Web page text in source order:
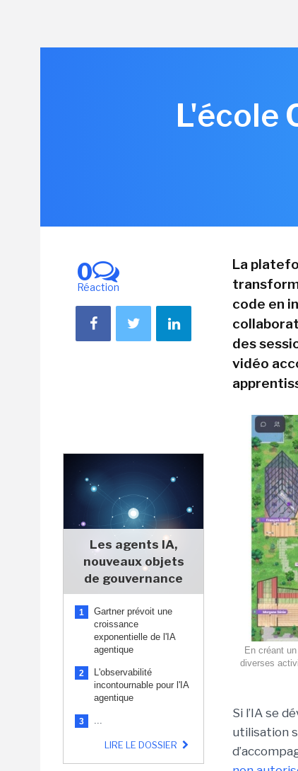
L'école
0
Réaction
Les agents IA,
nouveaux objets
de gouvernance
1
Gartner prévoit une
croissance
exponentielle de l'IA
agentique
2
L'observabilité
incontournable pour l'IA
agentique
3 ...
LIRE LE DOSSIER
La
code en
des
vidéo
En créant un
diverses
Si l’IA se
utilisation